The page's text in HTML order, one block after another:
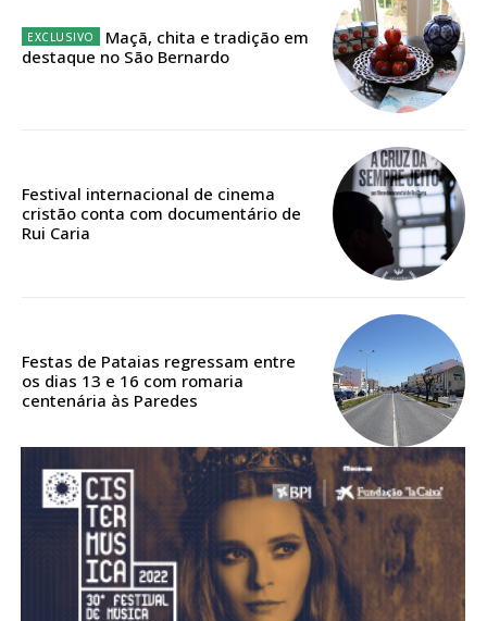
Acesso ao conteúdo online
Acesso aos conteúdos Exclusivos para
16€
Acesso ao conteúdo online
Acesso aos conteúdos Exclusivos para
assinantes
Ofertas para assinatura anual
Maçã, chita e tradição em
destaque no São Bernardo
Festival internacional de cinema
cristão conta com documentário de
Rui Caria
Festas de Pataias regressam entre
os dias 13 e 16 com romaria
centenária às Paredes